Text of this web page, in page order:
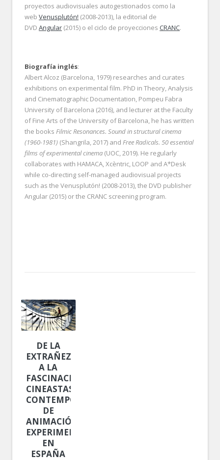
proyectos audiovisuales autogestionados como la
web Venusplutón! (2008-2013), la editorial de
DVD Angular (2015) o el ciclo de proyecciones CRANC.
Biografía inglés:
Albert Alcoz (Barcelona, 1979) researches and curates
exhibitions on experimental film. PhD in Theory, Analysis
and Cinematographic Documentation, Pompeu Fabra
University of Barcelona (2016), and lecturer at the Faculty
of Fine Arts of the University of Barcelona, he has written
the books Filmic Resonances. Sound in structural cinema
(1960-1981) (Shangrila, 2017) and Free Radicals. 50 essential
films of experimental cinema (UOC, 2019). He regularly
collaborates with HAMACA, Xcèntric, LOOP and A*Desk
while co-directing self-managed audiovisual projects
such as the Venusplutón! (2008-2013), the DVD publisher
Angular (2015) or the CRANC screening program.
DE LA
EXTRAÑEZA
A LA
FASCINACIÓN.
CINEASTAS
CONTEMPORÁNEAS
DE
ANIMACIÓN
EXPERIMENTAL
EN
ESPAÑA